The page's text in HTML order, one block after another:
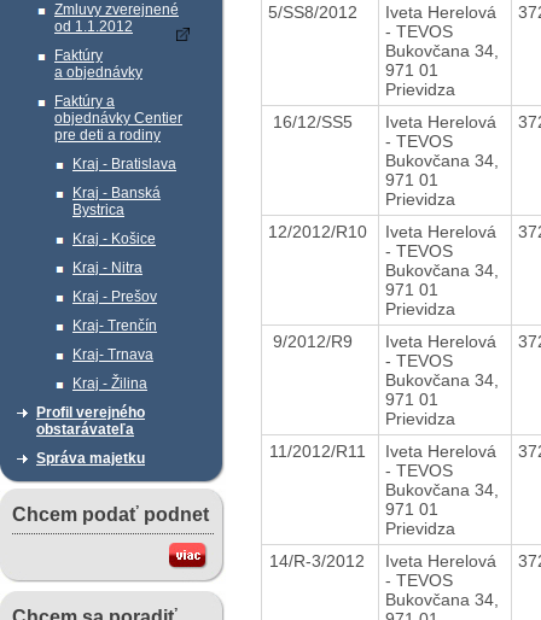
Zmluvy zverejnené
od 1.1.2012
Faktúry
a objednávky
Faktúry a
objednávky Centier
pre deti a rodiny
Kraj - Bratislava
Kraj - Banská
Bystrica
Kraj - Košice
Kraj - Nitra
Kraj - Prešov
Kraj- Trenčín
Kraj- Trnava
Kraj - Žilina
Profil verejného
obstarávateľa
Správa majetku
Chcem podať podnet
5/SS8/2012
Iveta Herelová
- TEVOS
Bukovčana 34,
971 01
Prievidza
16/12/SS5
Iveta Herelová
- TEVOS
Bukovčana 34,
971 01
Prievidza
12/2012/R10
Iveta Herelová
- TEVOS
Bukovčana 34,
971 01
Prievidza
9/2012/R9
Iveta Herelová
- TEVOS
Bukovčana 34,
971 01
Prievidza
11/2012/R11
Iveta Herelová
- TEVOS
Bukovčana 34,
971 01
Prievidza
14/R-3/2012
Iveta Herelová
- TEVOS
Bukovčana 34,